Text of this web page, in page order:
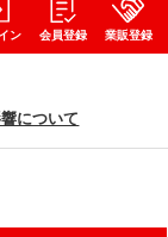
ン 会員登録 業販登録
について